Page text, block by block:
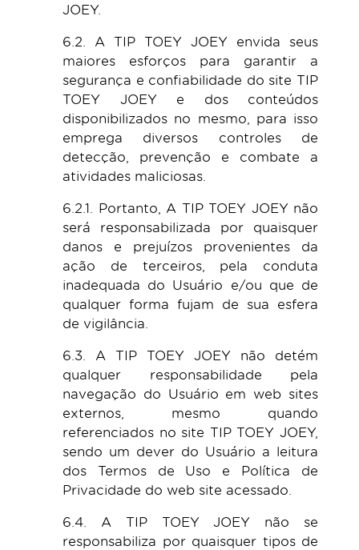
JOEY.
6.2. A TIP TOEY JOEY envida seus
maiores esforços para garantir a
segurança e confiabilidade do site TIP
TOEY JOEY e dos conteúdos
disponibilizados no mesmo, para isso
emprega diversos controles de
detecção, prevenção e combate a
atividades maliciosas.
6.2.1. Portanto, A TIP TOEY JOEY não
será responsabilizada por quaisquer
danos e prejuízos provenientes da
ação de terceiros, pela conduta
inadequada do Usuário e/ou que de
qualquer forma fujam de sua esfera
de vigilância.
6.3. A TIP TOEY JOEY não detém
qualquer responsabilidade pela
navegação do Usuário em web sites
externos, mesmo quando
referenciados no site TIP TOEY JOEY,
sendo um dever do Usuário a leitura
dos Termos de Uso e Política de
Privacidade do web site acessado.
6.4. A TIP TOEY JOEY não se
responsabiliza por quaisquer tipos de